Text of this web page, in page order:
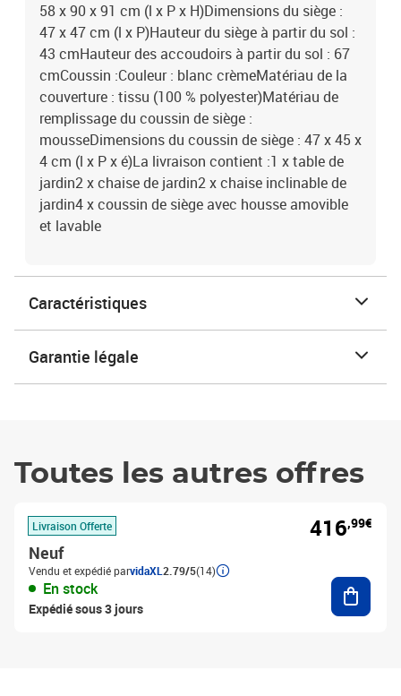
58 x 90 x 91 cm (l x P x H)Dimensions du siège :
47 x 47 cm (l x P)Hauteur du siège à partir du sol :
43 cmHauteur des accoudoirs à partir du sol : 67
cmCoussin :Couleur : blanc crèmeMatériau de la
couverture : tissu (100 % polyester)Matériau de
remplissage du coussin de siège :
mousseDimensions du coussin de siège : 47 x 45 x
4 cm (l x P x é)La livraison contient :1 x table de
jardin2 x chaise de jardin2 x chaise inclinable de
jardin4 x coussin de siège avec housse amovible
et lavable
Caractéristiques
Garantie légale
Toutes les autres offres
Livraison Offerte
Neuf
Vendu et expédié parvidaXL 2.79/5(14)
En stock
Expédié sous 3 jours
416,99€